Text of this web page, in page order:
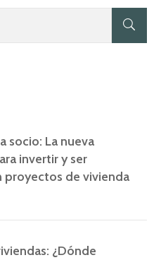
socio: La nueva
invertir y ser
proyectos de vivienda
¿Dónde